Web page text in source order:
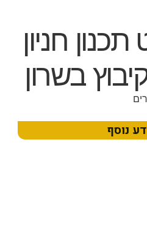
חניון
בשרון
נוסף